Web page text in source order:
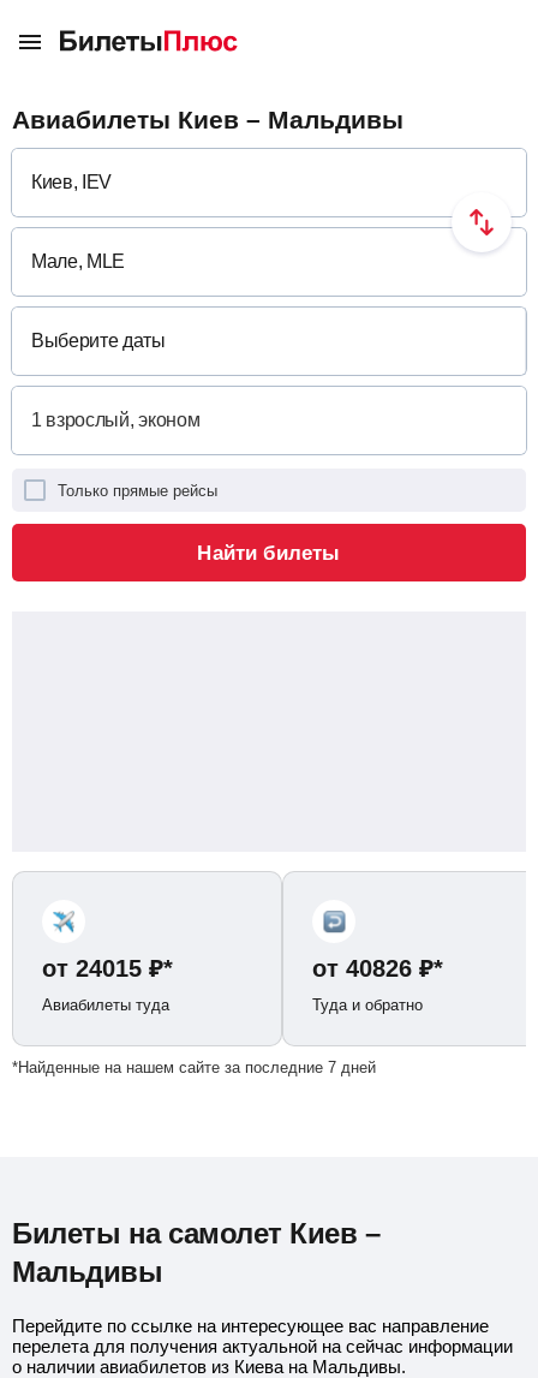
Авиабилеты Киев – Мальдивы
Выберите даты
Только прямые рейсы
Найти билеты
от 24015 ₽*
Авиабилеты туда
от 40826 ₽*
Туда и обратно
*Найденные на нашем сайте за последние 7 дней
Билеты на самолет Киев –
Мальдивы
Перейдите по ссылке на интересующее вас направление
перелета для получения актуальной на сейчас информации
о наличии авиабилетов из Киева на Мальдивы.